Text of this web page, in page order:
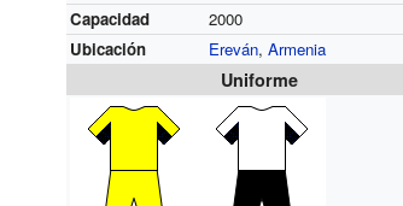
Capacidad
2000
Ubicación
Ereván,Armenia
Uniforme